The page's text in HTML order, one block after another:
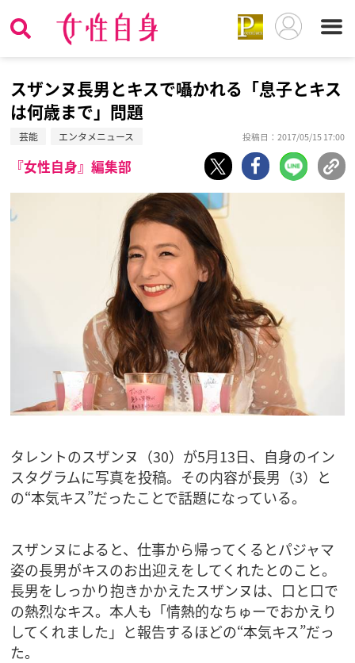
スザンヌ長男とキスで囁かれる「息子とキス
は何歳まで」問題
芸能 エンタメニュース 投稿日：2017/05/15 17:00
『女性自身』編集部
タレントのスザンヌ（30）が5月13日、自身のイン
スタグラムに写真を投稿。その内容が長男（3）と
の“本気キス”だったことで話題になっている。
スザンヌによると、仕事から帰ってくるとパジャマ
姿の長男がキスのお出迎えをしてくれたとのこと。
長男をしっかり抱きかかえたスザンヌは、口と口で
の熱烈なキス。本人も「情熱的なちゅーでおかえり
してくれました」と報告するほどの“本気キス”だっ
た。